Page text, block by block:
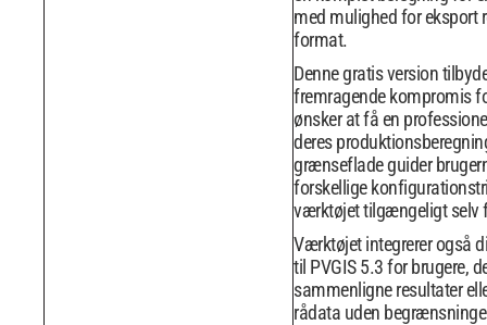
med mulighed for eksport
format.
Denne gratis version
fremragende kompromis
ønsker at få en
deres
grænseflade guider
forskellige
værktøjet tilgængeligt selv
Værktøjet integrerer også
til PVGIS 5.3 for brugere,
sammenligne resultater
rådata uden